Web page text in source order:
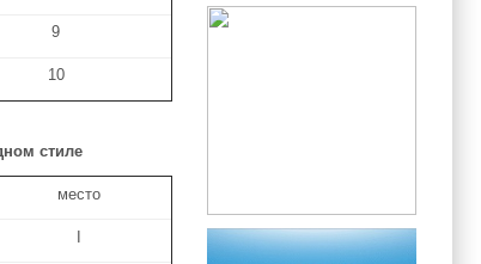
9
10
стиле
место